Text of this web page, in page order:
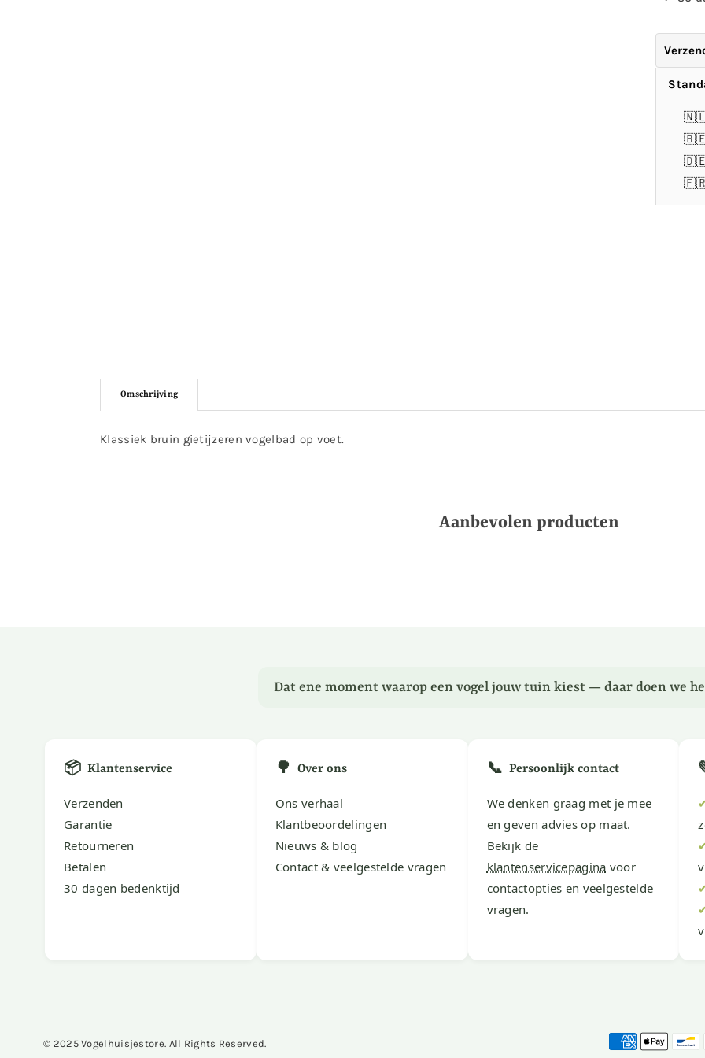
🇳🇱
🇧🇪
🇩🇪
🇫🇷
Omschrijving
Klassiek bruin gietijzeren vogelbad op voet.
Aanbevolen producten
Dat ene moment waarop een vogel jouw tuin kiest — daar doen we
📦 Klantenservice
Verzenden
Garantie
Retourneren
Betalen
30 dagen bedenktijd
🌳 Over ons
Ons verhaal
Klantbeoordelingen
Nieuws & blog
Contact & veelgestelde vragen
📞 Persoonlijk contact
We denken graag met je mee
en geven advies op maat.
Bekijk de
klantenservicepagina voor
contactopties en veelgestelde
vragen.
© 2025 Vogelhuisjestore. All Rights Reserved.